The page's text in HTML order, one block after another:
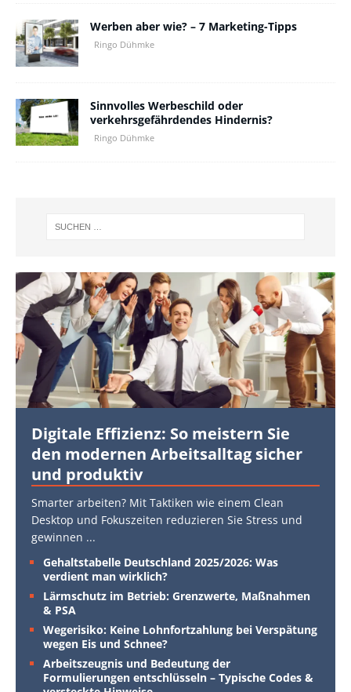
Werben aber wie? – 7 Marketing-Tipps
Ringo Dühmke
Sinnvolles Werbeschild oder
verkehrsgefährdendes Hindernis?
Ringo Dühmke
Digitale Effizienz: So meistern Sie
den modernen Arbeitsalltag sicher
und produktiv
Smarter arbeiten? Mit Taktiken wie einem Clean
Desktop und Fokuszeiten reduzieren Sie Stress und
gewinnen ...
Gehaltstabelle Deutschland 2025/2026: Was
verdient man wirklich?
Lärmschutz im Betrieb: Grenzwerte, Maßnahmen
& PSA
Wegerisiko: Keine Lohnfortzahlung bei Verspätung
wegen Eis und Schnee?
Arbeitszeugnis und Bedeutung der
Formulierungen entschlüsseln – Typische Codes &